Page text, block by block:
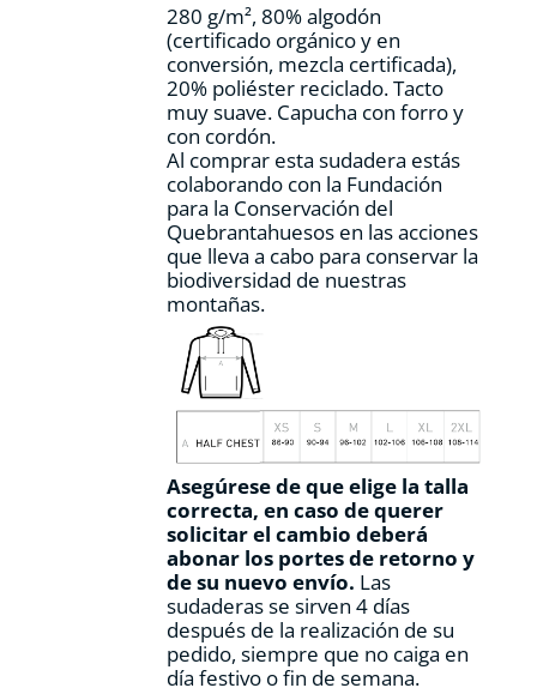
280 g/m², 80% algodón
(certificado orgánico y en
conversión, mezcla certificada),
20% poliéster reciclado. Tacto
muy suave. Capucha con forro y
con cordón.
Al comprar esta sudadera estás
colaborando con la Fundación
para la Conservación del
Quebrantahuesos en las acciones
que lleva a cabo para conservar la
biodiversidad de nuestras
montañas.
Asegúrese de que elige la talla
correcta, en caso de querer
solicitar el cambio deberá
abonar los portes de retorno y
de su nuevo envío. Las
sudaderas se sirven 4 días
después de la realización de su
pedido, siempre que no caiga en
día festivo o fin de semana.